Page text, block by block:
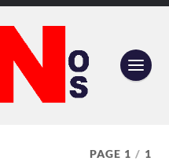
PAGE 1 / 1